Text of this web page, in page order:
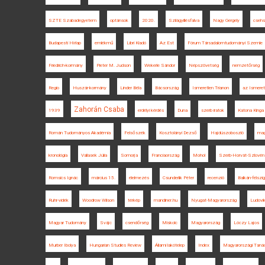
SZTE Szabadegyetem optánsok 2020. Szilágyillésfalva Nagy Gergely
Budapesti Hírlap emlékmű Libri Kiadó Az Est Fórum Társadalomtudományi Szemle
Friedrich-kormány Pieter M. Judson Wekerle Sándor Népszövetség nemzetőrség
Regio Huszár-kormány Linder Béla Bácsország Ismeretlen Trianon az
1939 Zahorán Csaba erdélyi kérdés Duna szerb iratok Katona Kinga
Román Tudományos Akadémia Felsőszék Kosztolányi Dezső Hajdúszoboszló
kronológia Vallasek Júlia Somorja Franciaország Mohol Szerb-Horvát-Szlovén
Romsics Ignác március 15. élelmezés Csunderlik Péter recenzió Balkán-
Ruhr-vidék Woodrow Wilson térkép mandiner.hu Nyugat-Magyarország
Magyar Tudomány Svájc csendőrség Miskolc Magyarország Lóczy Lajos
Murber Ibolya Hungarian Studies Review Állami lakótelep Index Magyarországi